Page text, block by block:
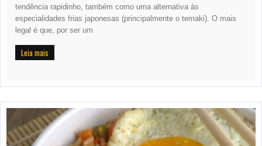
tendência rapidinho, também como uma alternativa às
especialidades frias japonesas (principalmente o temaki). O mais
legal é que, por ser um
Leia mais